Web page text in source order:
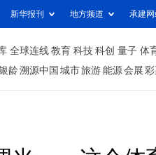
新华报刊 地方频道 承建网
全球连线 教育 科技 科创 量子 体
龄溯源中国 城市旅游 能源 会展